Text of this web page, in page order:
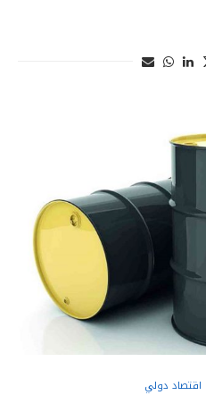
اقتصاد دولي